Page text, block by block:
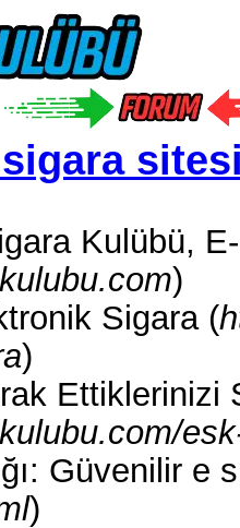
Kulübü,
)
Sigara (
)
Ettiklerinizi
Güvenilir e
)